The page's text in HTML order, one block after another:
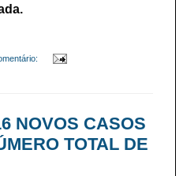
NOVOS CASOS
TOTAL DE